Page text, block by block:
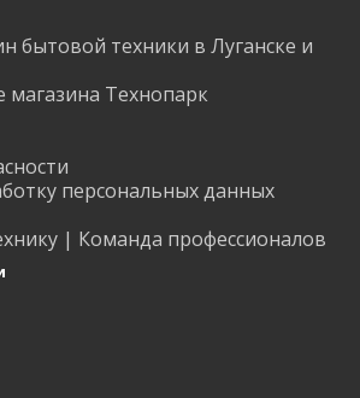
бытовой техники в Луганске и
Технопарк
персональных данных
| Команда профессионалов